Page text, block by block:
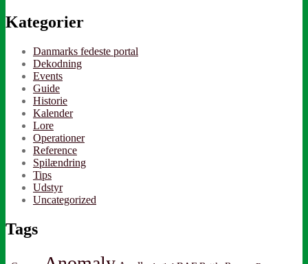
Kategorier
Danmarks fedeste portal
Dekodning
Events
Guide
Historie
Kalender
Lore
Operationer
Reference
Spilændring
Tips
Udstyr
Uncategorized
Tags